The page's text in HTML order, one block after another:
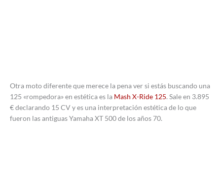
Otra moto diferente que merece la pena ver si estás buscando una
125 «rompedora» en estética es la Mash X-Ride 125. Sale en 3.895
€ declarando 15 CV y es una interpretación estética de lo que
fueron las antiguas Yamaha XT 500 de los años 70.